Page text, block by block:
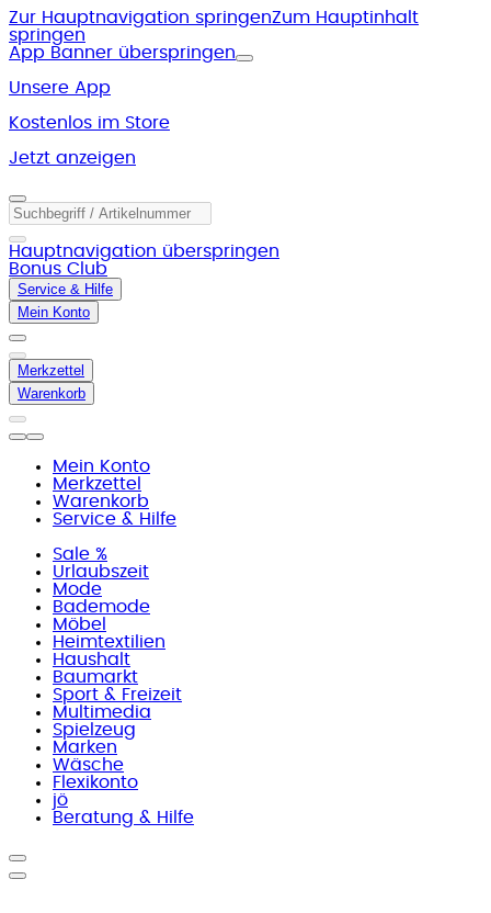
Zur Hauptnavigation springenZum Hauptinhalt
springen
App Banner überspringen
Unsere App
Kostenlos im Store
Jetzt anzeigen
Hauptnavigation überspringen
Bonus Club
Service & Hilfe
Mein Konto
Merkzettel
Warenkorb
Mein Konto
Merkzettel
Warenkorb
Service & Hilfe
Sale %
Urlaubszeit
Mode
Bademode
Möbel
Heimtextilien
Haushalt
Baumarkt
Sport & Freizeit
Multimedia
Spielzeug
Marken
Wäsche
Flexikonto
jö
Beratung & Hilfe